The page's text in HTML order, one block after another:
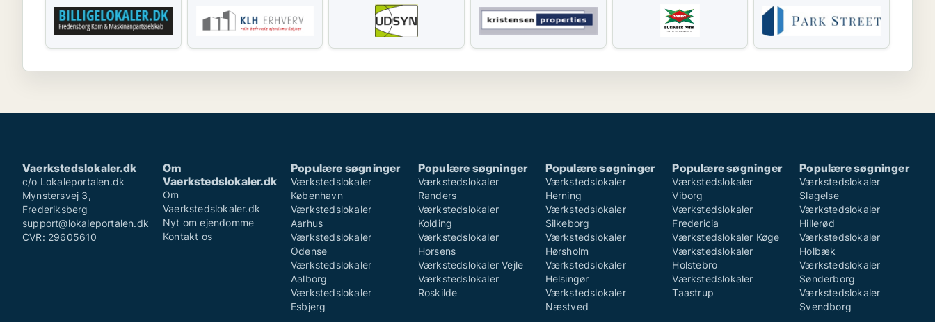
Vaerkstedslokaler.dk
c/o Lokaleportalen.dk
Mynstersvej 3,
Frederiksberg
support@lokaleportalen.dk
CVR: 29605610
Om
Vaerkstedslokaler.dk
Om
Vaerkstedslokaler.dk
Nyt om ejendomme
Kontakt os
Populære søgninger
Værkstedslokaler
København
Værkstedslokaler
Aarhus
Værkstedslokaler
Odense
Værkstedslokaler
Aalborg
Værkstedslokaler
Esbjerg
Populære søgninger
Værkstedslokaler
Randers
Værkstedslokaler
Kolding
Værkstedslokaler
Horsens
Værkstedslokaler Vejle
Værkstedslokaler
Roskilde
Populære søgninger
Værkstedslokaler
Herning
Værkstedslokaler
Silkeborg
Værkstedslokaler
Hørsholm
Værkstedslokaler
Helsingør
Værkstedslokaler
Næstved
Populære søgninger
Værkstedslokaler
Viborg
Værkstedslokaler
Fredericia
Værkstedslokaler Køge
Værkstedslokaler
Holstebro
Værkstedslokaler
Taastrup
Populære søgninger
Værkstedslokaler
Slagelse
Værkstedslokaler
Hillerød
Værkstedslokaler
Holbæk
Værkstedslokaler
Sønderborg
Værkstedslokaler
Svendborg